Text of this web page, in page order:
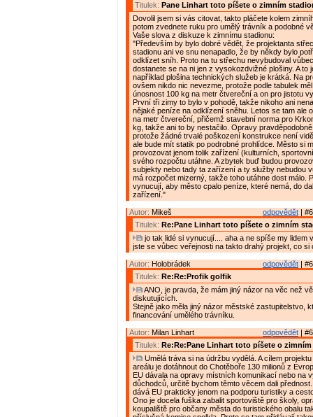
Titulek: Pane Linhart toto píšete o zimním
Dovolil jsem si vás citovat, takto pláčete kolem
potom zvednete ruku pro umělý trávník a podobné
Vaše slova z diskuze k zimnímu stadionu:
"Především by bylo dobré vědět, že projektanta
stadionu ani ve snu nenapadlo, že by někdy bylo
odklízet sníh. Proto na tu střechu nevybudoval
dostanete se na ni jen z vysokozdvižné plošiny. A to
například plošina technických služeb je krátká. Na
ovšem nikdo nic nevezme, protože podle tabulek
únosnost 100 kg na metr čtvereční a on pro jistotu
První tři zimy to bylo v pohodě, takže nikoho ani
nějaké peníze na odklízení sněhu. Letos se tam ale
na metr čtvereční, přičemž stavební norma pro
kg, takže ani to by nestačilo. Opravy
protože žádné trvalé poškození konstrukce není
ale bude mít statik po podrobné prohlídce. Město si
provozovat jenom tolik zařízení (kulturních,
svého rozpočtu utáhne. A zbytek buď budou
subjekty nebo tady ta zařízení a ty služby nebudou
má rozpočet mizerný, takže toho utáhne dost málo.
vynucují, aby město cpalo peníze, které nemá, do
zařízení."
odpovědět |
Autor: Mikeš
Titulek: Re:Pane Linhart toto píšete o zimním
jo tak lidé si vynucují.... aha a ne spíše my lidem
jste se vůbec veřejnosti na takto drahý projekt, co si
odpovědět |
Autor: Holobrádek
Titulek: Re:Re:Profik golfik
ANO, je pravda, že mám jiný názor na věc než
diskutujících.
Stejně jako měla jiný názor městské zastupitelstvo,
financování umělého trávníku.
odpovědět |
Autor: Milan Linhart
Titulek: Re:Re:Pane Linhart toto píšete o
Umělá tráva si na údržbu vydělá. A cílem
areálu je dotáhnout do Chotěboře 130 milionů z
EU dávala na opravy místních komunikací nebo na
důchodců, určitě bychom těmto věcem dali
dává EU prakticky jenom na podporu turistiky a
Ono je docela fuška zabalit sportoviště pro školy,
koupaliště pro občany města do turistického obalu